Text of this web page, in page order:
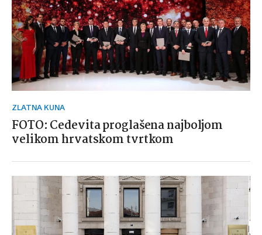
ZLATNA KUNA
FOTO: Cedevita proglašena najboljom
velikom hrvatskom tvrtkom